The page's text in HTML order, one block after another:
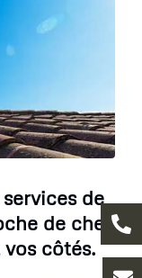
de
de chez
côtés.